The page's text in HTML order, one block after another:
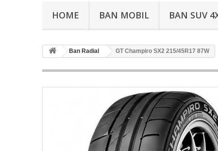
HOME BAN MOBIL BAN SUV
Ban Radial GT Champiro SX2 215/45R17 87W